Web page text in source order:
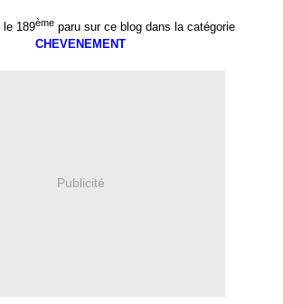
189èmeparu sur ce blog dans la catégorie
CHEVENEMENT
Publicité